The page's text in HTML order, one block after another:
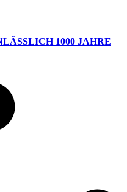
1000 JAHRE